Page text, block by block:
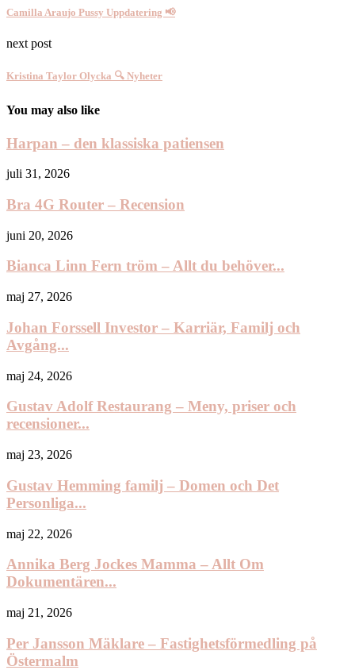
Camilla Araujo Pussy Uppdatering 📢
next post
Kristina Taylor Olycka 🔍 Nyheter
You may also like
Harpan – den klassiska patiensen
juli 31, 2026
Bra 4G Router – Recension
juni 20, 2026
Bianca Linn Fern tröm – Allt du behöver...
maj 27, 2026
Johan Forssell Investor – Karriär, Familj och
Avgång...
maj 24, 2026
Gustav Adolf Restaurang – Meny, priser och
recensioner...
maj 23, 2026
Gustav Hemming familj – Domen och Det
Personliga...
maj 22, 2026
Annika Berg Jockes Mamma – Allt Om
Dokumentären...
maj 21, 2026
Per Jansson Mäklare – Fastighetsförmedling på
Östermalm